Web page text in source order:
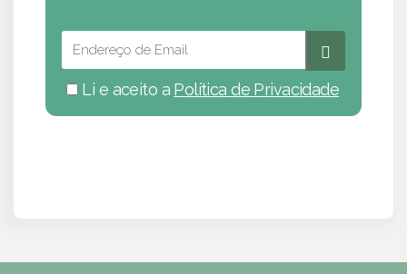
Li e aceito a Política de Privacidade